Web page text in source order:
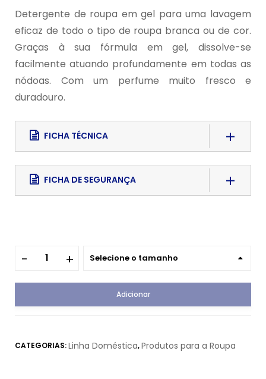
Detergente de roupa em gel para uma lavagem
eficaz de todo o tipo de roupa branca ou de cor.
Graças à sua fórmula em gel, dissolve-se
facilmente atuando profundamente em todas as
nódoas. Com um perfume muito fresco e
duradouro.
FICHA TÉCNICA
FICHA DE SEGURANÇA
Selecione o tamanho
Adicionar
CATEGORIAS:Linha Doméstica,Produtos para a Roupa